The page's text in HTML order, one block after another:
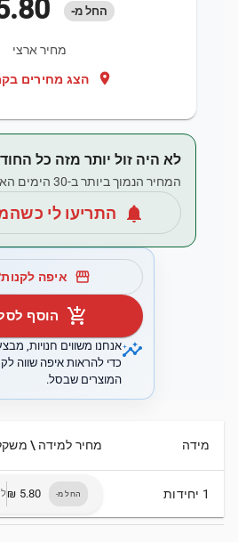
החל מ-
מחיר ארצי
location_on הצג מחירים
לא היה זול יותר מזה כל
המחיר הנמוך ביותר ב-30 הימים האחרונים היה ‏5.80 ‏₪.
notifications התריעו לי
storefront איפה
add_shopping_cart הוסף
insightsאנחנו משווים חנויות,
כדי להראות איפה שווה
המוצרים שבסל.
מידה מחיר למידה \
1 יחידות החל מ- ל1 יחידות